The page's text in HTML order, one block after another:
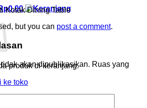
0.00
produk di keranjang.
ke toko
Kotak Dining Table
but you can post a comment.
akan dipublikasikan. Ruas yang